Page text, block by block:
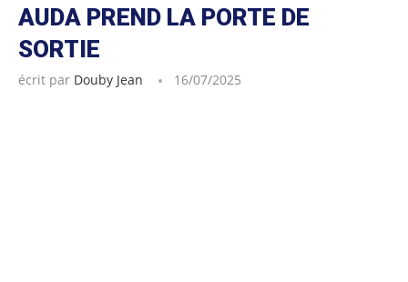
AUDA PREND LA PORTE DE
SORTIE
écrit par Douby Jean 16/07/2025